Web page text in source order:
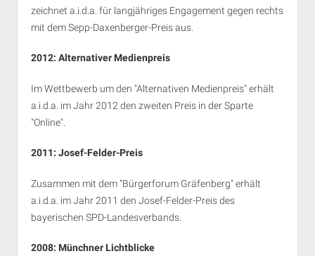
zeichnet a.i.d.a. für langjähriges Engagement gegen rechts
mit dem Sepp-Daxenberger-Preis aus.
2012: Alternativer Medienpreis
Im Wettbewerb um den "Alternativen Medienpreis" erhält
a.i.d.a. im Jahr 2012 den zweiten Preis in der Sparte
"Online".
2011: Josef-Felder-Preis
Zusammen mit dem "Bürgerforum Gräfenberg" erhält
a.i.d.a. im Jahr 2011 den Josef-Felder-Preis des
bayerischen SPD-Landesverbands.
2008: Münchner Lichtblicke